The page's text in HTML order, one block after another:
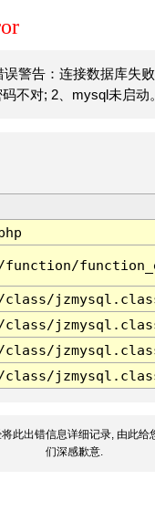
误警告：连接数据库失
不对; 2、mysql未启动。
function/
class/
class/
class/
class/
将此出错信息详细记录, 由此给
们深感歉意.